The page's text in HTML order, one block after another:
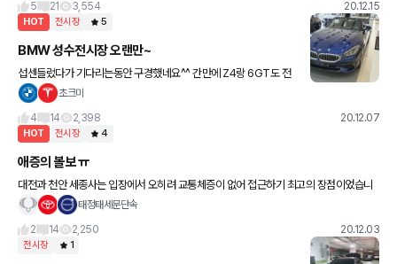
5
21 3,554 20.12.15
HOT 전시장 5
BMW 성수전시장 오랜만~
섭센들렀다가 기다리는동안 구경했네요^^ 간만에 Z4랑 6GT도 전
시되어있어서 반갑~ Z4의 간지는 정말 ㅋㅋ 작은놈이 참..매섭게 매
초크미
4
14 2,398 20.12.07
HOT 전시장 4
애증의 볼보 ㅠ
대전과 천안 세종사는 입장에서 오히려 교통체증이 없어 접근하기 최고의 장점이었습니
다. 응대 방식도 코오롱이 더 맘에 들어 계약하는 계기도 되었습니다. 곧 대전충남대학 근
태정태세문단속
2
14 2,250 20.12.03
전시장 1